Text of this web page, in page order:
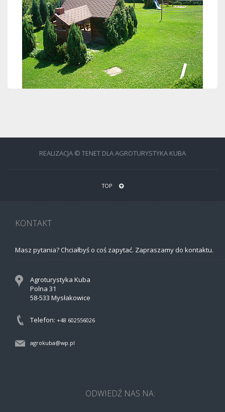
REALIZACJA © TENET DLA AGROTURYSTYKA KUBA
TOP
KONTAKT
Masz pytania? Chciałbyś o coś zapytać. Zapraszamy do kontaktu.
Agroturystyka Kuba
Polna 31
58-533 Mysłakowice
Telefon: +48 602556026
agrokuba@wp.pl
ODWIEDŹ NAS NA: